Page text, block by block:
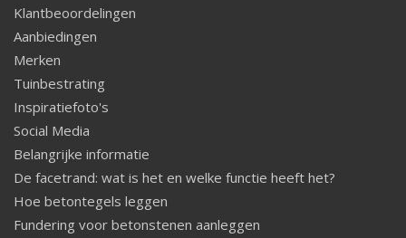
Klantbeoordelingen
Aanbiedingen
Merken
Tuinbestrating
Inspiratiefoto's
Social Media
Belangrijke informatie
De facetrand: wat is het en welke functie heeft het?
Hoe betontegels leggen
Fundering voor betonstenen aanleggen